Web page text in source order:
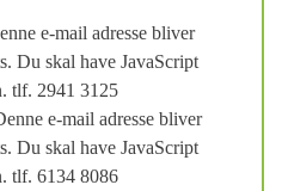
e-mail adresse bliver
Du skal have JavaScript
tlf. 2941 3125
e-mail adresse bliver
Du skal have JavaScript
tlf. 6134 8086